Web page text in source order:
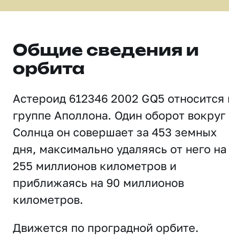
Общие сведения и
орбита
Астероид 612346 2002 GQ5 относится
группе Аполлона. Один оборот вокруг
Солнца он совершает за 453 земных
дня, максимально удаляясь от него на
255 миллионов километров и
приближаясь на 90 миллионов
километров.
Движется по проградной орбите.